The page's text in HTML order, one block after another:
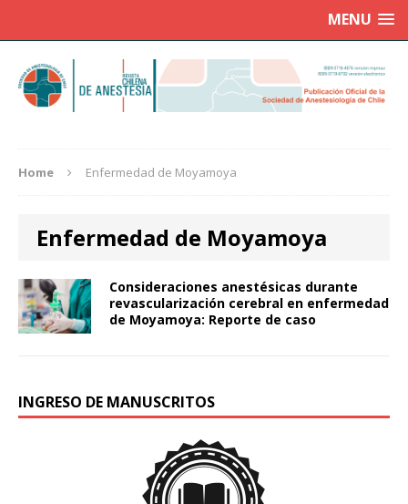
MENU
Home Enfermedad de Moyamoya
Enfermedad de Moyamoya
Consideraciones anestésicas durante
revascularización cerebral en enfermedad
de Moyamoya: Reporte de caso
INGRESO DE MANUSCRITOS